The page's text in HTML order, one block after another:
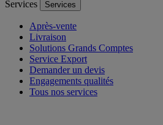
Services Services
Après-vente
Livraison
Solutions Grands Comptes
Service Export
Demander un devis
Engagements qualités
Tous nos services